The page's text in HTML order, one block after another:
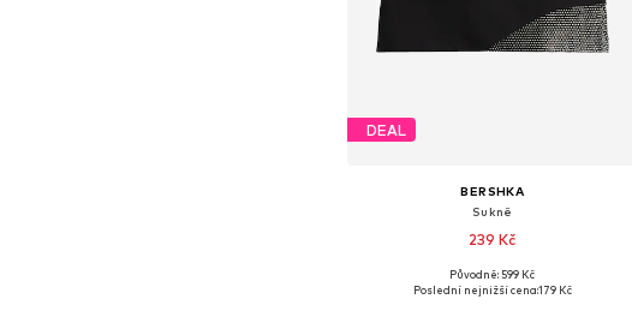
DEAL
BERSHKA
Sukně
239 Kč
Dostupné velikosti: 34, 36, 38, 40
Původně: 599 Kč
Poslední nejnižší cena:179 Kč